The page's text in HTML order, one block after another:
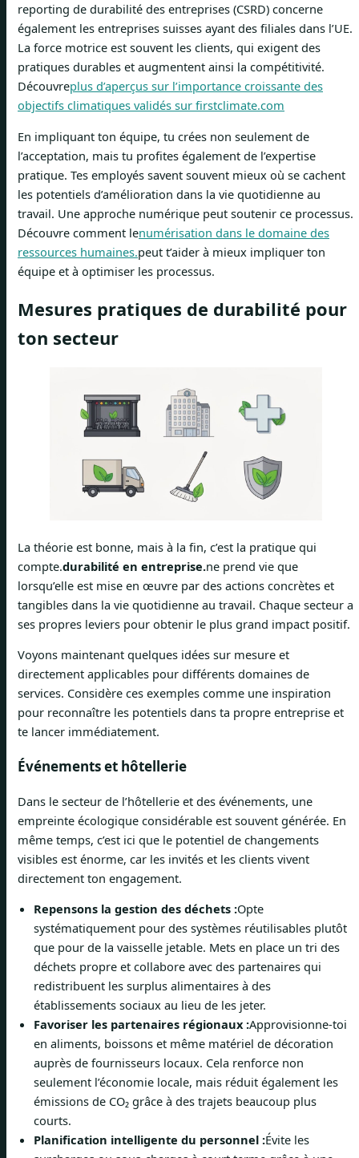
reporting de durabilité des entreprises (CSRD) concerne
également les entreprises suisses ayant des filiales dans l’UE.
La force motrice est souvent les clients, qui exigent des
pratiques durables et augmentent ainsi la compétitivité.
Découvreplus d’aperçus sur l’importance croissante des
objectifs climatiques validés sur firstclimate.com
En impliquant ton équipe, tu crées non seulement de
l’acceptation, mais tu profites également de l’expertise
pratique. Tes employés savent souvent mieux où se cachent
les potentiels d’amélioration dans la vie quotidienne au
travail. Une approche numérique peut soutenir ce processus.
Découvre comment lenumérisation dans le domaine des
ressources humaines.peut t’aider à mieux impliquer ton
équipe et à optimiser les processus.
Mesures pratiques de durabilité pour
ton secteur
La théorie est bonne, mais à la fin, c’est la pratique qui
compte.durabilité en entreprise.ne prend vie que
lorsqu’elle est mise en œuvre par des actions concrètes et
tangibles dans la vie quotidienne au travail. Chaque secteur a
ses propres leviers pour obtenir le plus grand impact positif.
Voyons maintenant quelques idées sur mesure et
directement applicables pour différents domaines de
services. Considère ces exemples comme une inspiration
pour reconnaître les potentiels dans ta propre entreprise et
te lancer immédiatement.
Événements et hôtellerie
Dans le secteur de l’hôtellerie et des événements, une
empreinte écologique considérable est souvent générée. En
même temps, c’est ici que le potentiel de changements
visibles est énorme, car les invités et les clients vivent
directement ton engagement.
Repensons la gestion des déchets :Opte
systématiquement pour des systèmes réutilisables plutôt
que pour de la vaisselle jetable. Mets en place un tri des
déchets propre et collabore avec des partenaires qui
redistribuent les surplus alimentaires à des
établissements sociaux au lieu de les jeter.
Favoriser les partenaires régionaux :Approvisionne-toi
en aliments, boissons et même matériel de décoration
auprès de fournisseurs locaux. Cela renforce non
seulement l’économie locale, mais réduit également les
émissions de CO₂ grâce à des trajets beaucoup plus
courts.
Planification intelligente du personnel :Évite les